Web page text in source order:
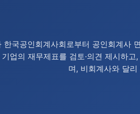
국공인회계사회로부터 공인회계사
업의 재무제표를 검토·의견 제시하
며, 비회계사와 달